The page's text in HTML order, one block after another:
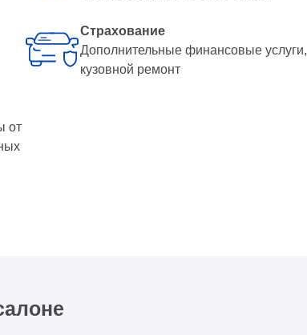
Страхование
Дополнительные финансовые услуги,
кузовной ремонт
от